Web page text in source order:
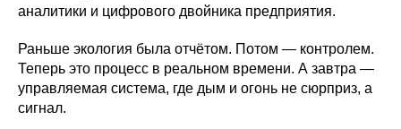
аналитики и цифрового двойника предприятия.
Раньше экология была отчётом. Потом — контролем.
Теперь это процесс в реальном времени. А завтра —
управляемая система, где дым и огонь не сюрприз, а
сигнал.